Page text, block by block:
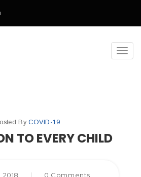
ByCOVID-19
TO EVERY CHILD
2018 | 0 Comments